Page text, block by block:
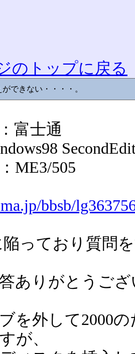
のトップに戻る
できない・・・・。
富士通
ME3/505
bbsb/
っており質問
ありがとうご
を外して2000
が、